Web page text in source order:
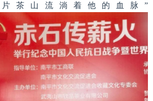
茶山流淌着他的血脉”